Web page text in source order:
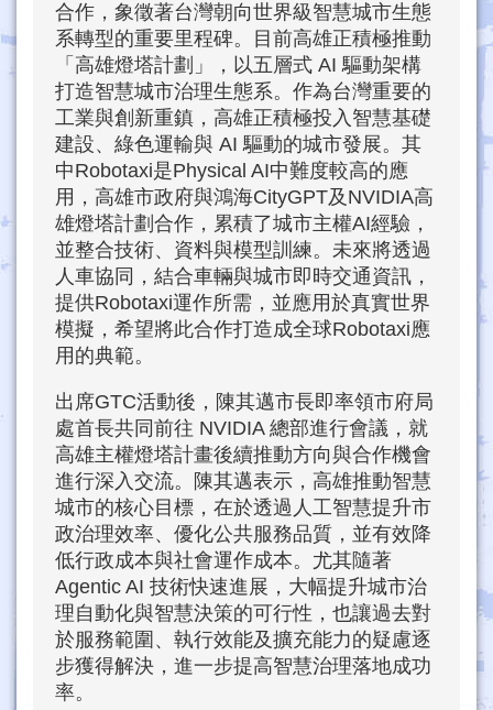
合作，象徵著台灣朝向世界級智慧城市生態
系轉型的重要里程碑。目前高雄正積極推動
「高雄燈塔計劃」，以五層式 AI 驅動架構
打造智慧城市治理生態系。作為台灣重要的
工業與創新重鎮，高雄正積極投入智慧基礎
建設、綠色運輸與 AI 驅動的城市發展。其
中Robotaxi是Physical AI中難度較高的應
用，高雄市政府與鴻海CityGPT及NVIDIA高
雄燈塔計劃合作，累積了城市主權AI經驗，
並整合技術、資料與模型訓練。未來將透過
人車協同，結合車輛與城市即時交通資訊，
提供Robotaxi運作所需，並應用於真實世界
模擬，希望將此合作打造成全球Robotaxi應
用的典範。
出席GTC活動後，陳其邁市長即率領市府局
處首長共同前往 NVIDIA 總部進行會議，就
高雄主權燈塔計畫後續推動方向與合作機會
進行深入交流。陳其邁表示，高雄推動智慧
城市的核心目標，在於透過人工智慧提升市
政治理效率、優化公共服務品質，並有效降
低行政成本與社會運作成本。尤其隨著
Agentic AI 技術快速進展，大幅提升城市治
理自動化與智慧決策的可行性，也讓過去對
於服務範圍、執行效能及擴充能力的疑慮逐
步獲得解決，進一步提高智慧治理落地成功
率。